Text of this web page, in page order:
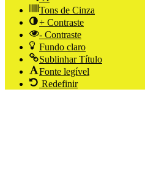
Tons de Cinza
+ Contraste
- Contraste
Fundo claro
Sublinhar Título
Fonte legível
Redefinir